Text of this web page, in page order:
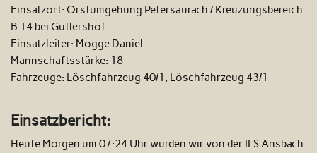
Einsatzort: Orstumgehung Petersaurach / Kreuzungsbereich
B 14 bei Gütlershof
Einsatzleiter: Mogge Daniel
Mannschaftsstärke: 18
Fahrzeuge: Löschfahrzeug 40/1, Löschfahrzeug 43/1
Einsatzbericht:
Heute Morgen um 07:24 Uhr wurden wir von der ILS Ansbach